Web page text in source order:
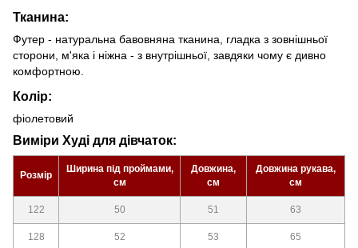
Тканина:
Футер - натуральна бавовняна тканина, гладка з зовнішньої
сторони, м'яка і ніжна - з внутрішньої, завдяки чому є дивно
комфортною.
Колір:
фіолетовий
Виміри Худі для дівчаток:
Розмір
Ширина під проймами,
см
Довжина,
см
Довжина рукава,
см
122 50 51 63
128 52 53 65